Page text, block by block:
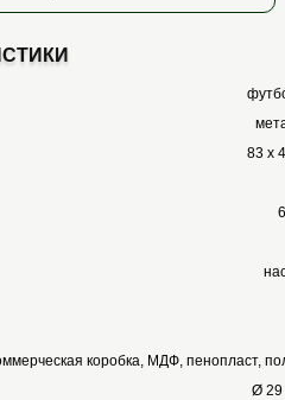
83 х
коробка, МДФ, пенопласт,
Ø 29